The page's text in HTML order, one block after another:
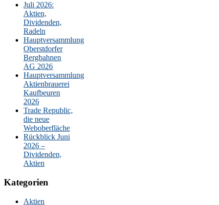
Juli 2026:
Aktien,
Dividenden,
Radeln
Hauptversammlung
Oberstdorfer
Bergbahnen
AG 2026
Hauptversammlung
Aktienbrauerei
Kaufbeuren
2026
Trade Republic,
die neue
Weboberfläche
Rückblick Juni
2026 –
Dividenden,
Aktien
Kategorien
Aktien